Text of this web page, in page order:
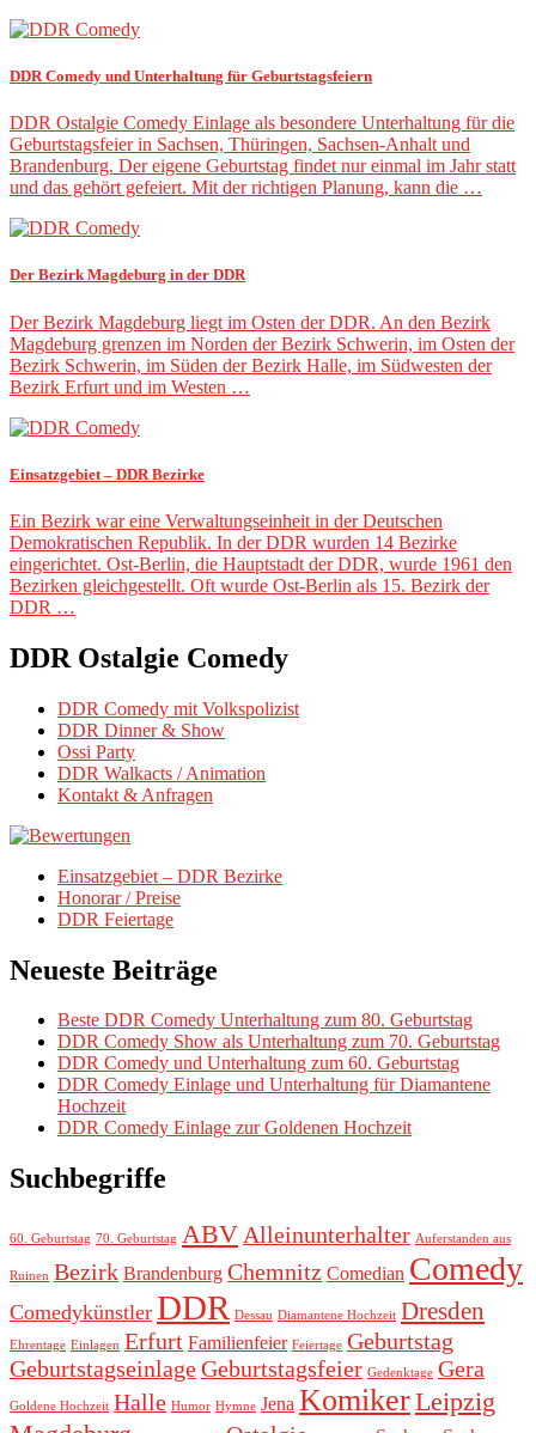
DDR Comedy und Unterhaltung für Geburtstagsfeiern
DDR Ostalgie Comedy Einlage als besondere Unterhaltung für die
Geburtstagsfeier in Sachsen, Thüringen, Sachsen-Anhalt und
Brandenburg. Der eigene Geburtstag findet nur einmal im Jahr statt
und das gehört gefeiert. Mit der richtigen Planung, kann die …
Der Bezirk Magdeburg in der DDR
Der Bezirk Magdeburg liegt im Osten der DDR. An den Bezirk
Magdeburg grenzen im Norden der Bezirk Schwerin, im Osten der
Bezirk Schwerin, im Süden der Bezirk Halle, im Südwesten der
Bezirk Erfurt und im Westen …
Einsatzgebiet – DDR Bezirke
Ein Bezirk war eine Verwaltungseinheit in der Deutschen
Demokratischen Republik. In der DDR wurden 14 Bezirke
eingerichtet. Ost-Berlin, die Hauptstadt der DDR, wurde 1961 den
Bezirken gleichgestellt. Oft wurde Ost-Berlin als 15. Bezirk der
DDR …
DDR Ostalgie Comedy
DDR Comedy mit Volkspolizist
DDR Dinner & Show
Ossi Party
DDR Walkacts / Animation
Kontakt & Anfragen
Einsatzgebiet – DDR Bezirke
Honorar / Preise
DDR Feiertage
Neueste Beiträge
Beste DDR Comedy Unterhaltung zum 80. Geburtstag
DDR Comedy Show als Unterhaltung zum 70. Geburtstag
DDR Comedy und Unterhaltung zum 60. Geburtstag
DDR Comedy Einlage und Unterhaltung für Diamantene
Hochzeit
DDR Comedy Einlage zur Goldenen Hochzeit
Suchbegriffe
60. Geburtstag 70. Geburtstag ABV Alleinunterhalter Auferstanden aus
Ruinen Bezirk Brandenburg Chemnitz Comedian Comedy
Comedykünstler DDR Dessau Diamantene Hochzeit Dresden
Ehrentage Einlagen Erfurt Familienfeier Feiertage Geburtstag
GeburtstagseinlageGeburtstagsfeier Gedenktage Gera
Goldene Hochzeit Halle Humor Hymne Jena KomikerLeipzig